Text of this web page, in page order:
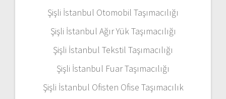
Şişli İstanbul Otomobil Taşımacılığı
Şişli İstanbul Ağır Yük Taşımacılığı
Şişli İstanbul Tekstil Taşımacılığı
Şişli İstanbul Fuar Taşımacılığı
Şişli İstanbul Ofisten Ofise Taşımacılık